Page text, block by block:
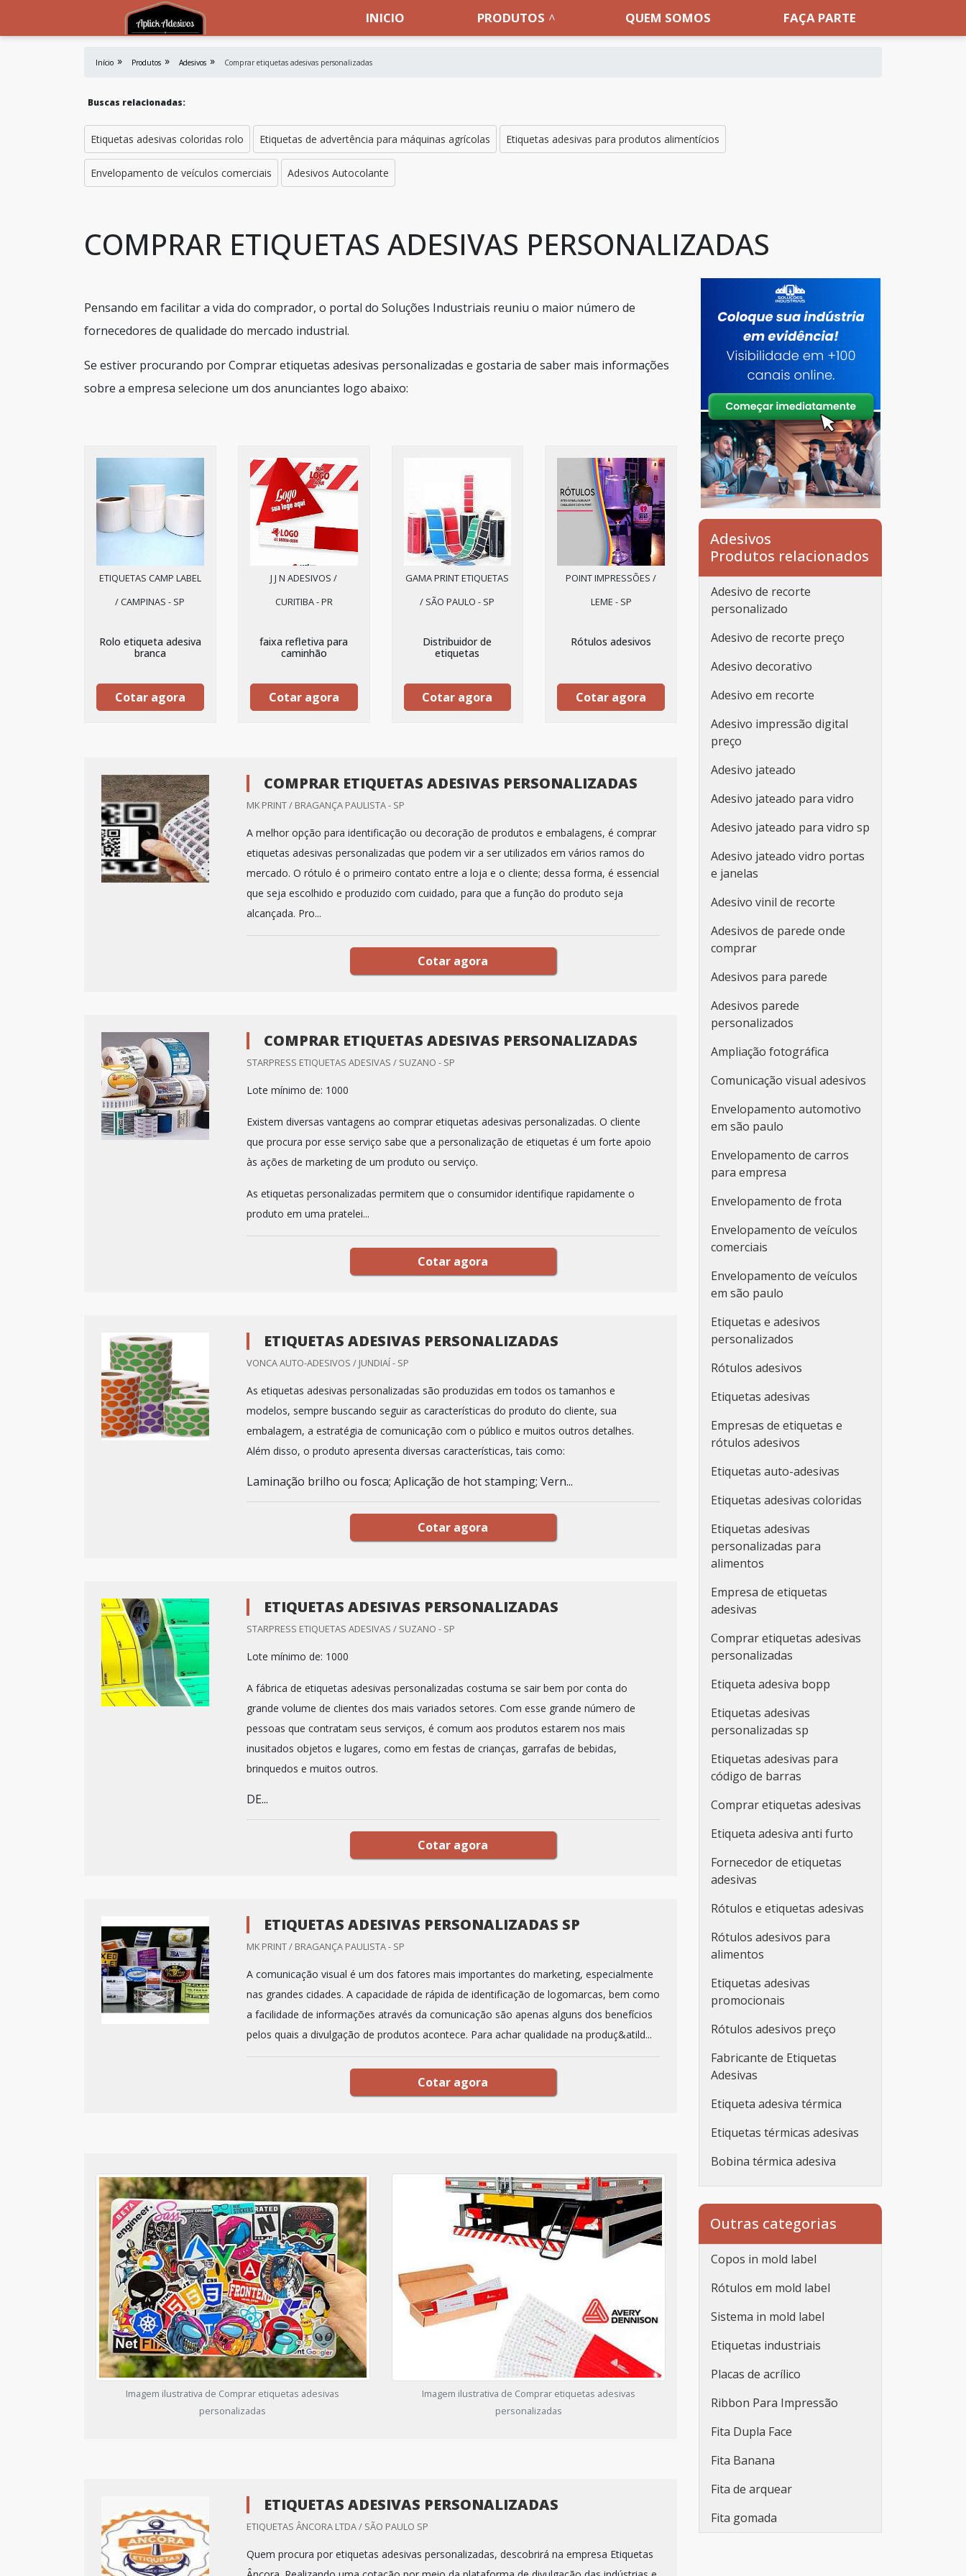
INICIO PRODUTOS QUEM SOMOS FAÇA PARTE
Início Produtos Adesivos Comprar etiquetas adesivas personalizadas
Buscas relacionadas:
Etiquetas adesivas coloridas rolo Etiquetas de advertência para máquinas agrícolas Etiquetas adesivas para produtos alimentícios
Envelopamento de veículos comerciais Adesivos Autocolante
COMPRAR ETIQUETAS ADESIVAS PERSONALIZADAS
Pensando em facilitar a vida do comprador, o portal do Soluções Industriais reuniu o maior número de
fornecedores de qualidade do mercado industrial.
Se estiver procurando por Comprar etiquetas adesivas personalizadas e gostaria de saber mais informações
sobre a empresa selecione um dos anunciantes logo abaixo:
ETIQUETAS CAMP LABEL
/ CAMPINAS - SP
Rolo etiqueta adesiva
branca
Cotar agora
J J N ADESIVOS /
CURITIBA - PR
faixa refletiva para
caminhão
Cotar agora
GAMA PRINT ETIQUETAS
/ SÃO PAULO - SP
Distribuidor de
etiquetas
Cotar agora
POINT IMPRESSÕES /
LEME - SP
Rótulos adesivos
Cotar agora
COMPRAR ETIQUETAS ADESIVAS PERSONALIZADAS
MK PRINT / BRAGANÇA PAULISTA - SP
A melhor opção para identificação ou decoração de produtos e embalagens, é comprar
etiquetas adesivas personalizadas que podem vir a ser utilizados em vários ramos do
mercado. O rótulo é o primeiro contato entre a loja e o cliente; dessa forma, é essencial
que seja escolhido e produzido com cuidado, para que a função do produto seja
alcançada. Pro...
Cotar agora
COMPRAR ETIQUETAS ADESIVAS PERSONALIZADAS
STARPRESS ETIQUETAS ADESIVAS / SUZANO - SP
Lote mínimo de: 1000
Existem diversas vantagens ao comprar etiquetas adesivas personalizadas. O cliente
que procura por esse serviço sabe que a personalização de etiquetas é um forte apoio
às ações de marketing de um produto ou serviço.
As etiquetas personalizadas permitem que o consumidor identifique rapidamente o
produto em uma pratelei...
Cotar agora
ETIQUETAS ADESIVAS PERSONALIZADAS
VONCA AUTO-ADESIVOS / JUNDIAÍ - SP
As etiquetas adesivas personalizadas são produzidas em todos os tamanhos e
modelos, sempre buscando seguir as características do produto do cliente, sua
embalagem, a estratégia de comunicação com o público e muitos outros detalhes.
Além disso, o produto apresenta diversas características, tais como:
Laminação brilho ou fosca; Aplicação de hot stamping; Vern...
Cotar agora
ETIQUETAS ADESIVAS PERSONALIZADAS
STARPRESS ETIQUETAS ADESIVAS / SUZANO - SP
Lote mínimo de: 1000
A fábrica de etiquetas adesivas personalizadas costuma se sair bem por conta do
grande volume de clientes dos mais variados setores. Com esse grande número de
pessoas que contratam seus serviços, é comum aos produtos estarem nos mais
inusitados objetos e lugares, como em festas de crianças, garrafas de bebidas,
brinquedos e muitos outros.
DE...
Cotar agora
ETIQUETAS ADESIVAS PERSONALIZADAS SP
MK PRINT / BRAGANÇA PAULISTA - SP
A comunicação visual é um dos fatores mais importantes do marketing, especialmente
nas grandes cidades. A capacidade de rápida de identificação de logomarcas, bem como
a facilidade de informações através da comunicação são apenas alguns dos benefícios
pelos quais a divulgação de produtos acontece. Para achar qualidade na produç&atild...
Cotar agora
Imagem ilustrativa de Comprar etiquetas adesivas
personalizadas
Imagem ilustrativa de Comprar etiquetas adesivas
personalizadas
ETIQUETAS ADESIVAS PERSONALIZADAS
ETIQUETAS ÂNCORA LTDA / SÃO PAULO SP
Quem procura por etiquetas adesivas personalizadas, descobrirá na empresa Etiquetas
Adesivos
Produtos relacionados
Adesivo de recorte
personalizado
Adesivo de recorte preço
Adesivo decorativo
Adesivo em recorte
Adesivo impressão digital
preço
Adesivo jateado
Adesivo jateado para vidro
Adesivo jateado para vidro sp
Adesivo jateado vidro portas
e janelas
Adesivo vinil de recorte
Adesivos de parede onde
comprar
Adesivos para parede
Adesivos parede
personalizados
Ampliação fotográfica
Comunicação visual adesivos
Envelopamento automotivo
em são paulo
Envelopamento de carros
para empresa
Envelopamento de frota
Envelopamento de veículos
comerciais
Envelopamento de veículos
em são paulo
Etiquetas e adesivos
personalizados
Rótulos adesivos
Etiquetas adesivas
Empresas de etiquetas e
rótulos adesivos
Etiquetas auto-adesivas
Etiquetas adesivas coloridas
Etiquetas adesivas
personalizadas para
alimentos
Empresa de etiquetas
adesivas
Comprar etiquetas adesivas
personalizadas
Etiqueta adesiva bopp
Etiquetas adesivas
personalizadas sp
Etiquetas adesivas para
código de barras
Comprar etiquetas adesivas
Etiqueta adesiva anti furto
Fornecedor de etiquetas
adesivas
Rótulos e etiquetas adesivas
Rótulos adesivos para
alimentos
Etiquetas adesivas
promocionais
Rótulos adesivos preço
Fabricante de Etiquetas
Adesivas
Etiqueta adesiva térmica
Etiquetas térmicas adesivas
Bobina térmica adesiva
Etiqueta adesiva
personalizada
Etiqueta adesiva
personalizada rolo
Adesivos personalizados
adesivas promocionais
Etiqueta adesiva redonda
personalizado
Etiqueta adesiva branca
Etiqueta adesiva branca a4
Lacre de segurança adesivo
Outras categorias
Copos in mold label
Rótulos em mold label
Sistema in mold label
Etiquetas industriais
Placas de acrílico
Ribbon Para Impressão
Fita Dupla Face
Fita Banana
Fita de arquear
Fita gomada